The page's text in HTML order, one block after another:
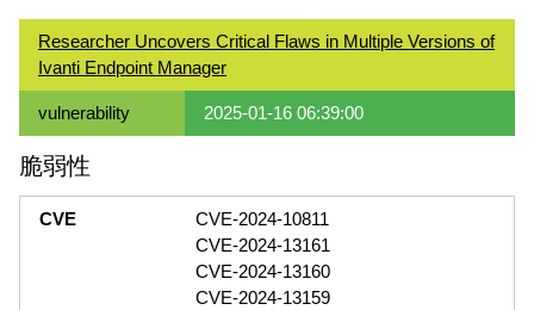
Researcher Uncovers Critical Flaws in Multiple Versions of
Ivanti Endpoint Manager
vulnerability 2025-01-16 06:39:00
脆弱性
CVE
CVE-2024-10811
CVE-2024-13161
CVE-2024-13160
CVE-2024-13159